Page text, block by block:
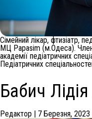
Сімейний лікар, фтизіатр,
МЦ Papasim (м.Одеса). Член
академії педіатричних
Педіатричних
Бабич
Редактор | 7 Березня, 2023